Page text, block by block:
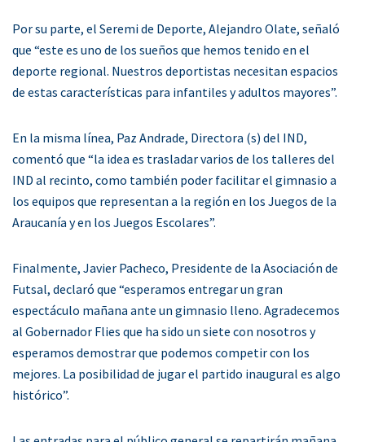
Por su parte, el Seremi de Deporte, Alejandro Olate, señaló
que “este es uno de los sueños que hemos tenido en el
deporte regional. Nuestros deportistas necesitan espacios
de estas características para infantiles y adultos mayores”.
En la misma línea, Paz Andrade, Directora (s) del IND,
comentó que “la idea es trasladar varios de los talleres del
IND al recinto, como también poder facilitar el gimnasio a
los equipos que representan a la región en los Juegos de la
Araucanía y en los Juegos Escolares”.
Finalmente, Javier Pacheco, Presidente de la Asociación de
Futsal, declaró que “esperamos entregar un gran
espectáculo mañana ante un gimnasio lleno. Agradecemos
al Gobernador Flies que ha sido un siete con nosotros y
esperamos demostrar que podemos competir con los
mejores. La posibilidad de jugar el partido inaugural es algo
histórico”.